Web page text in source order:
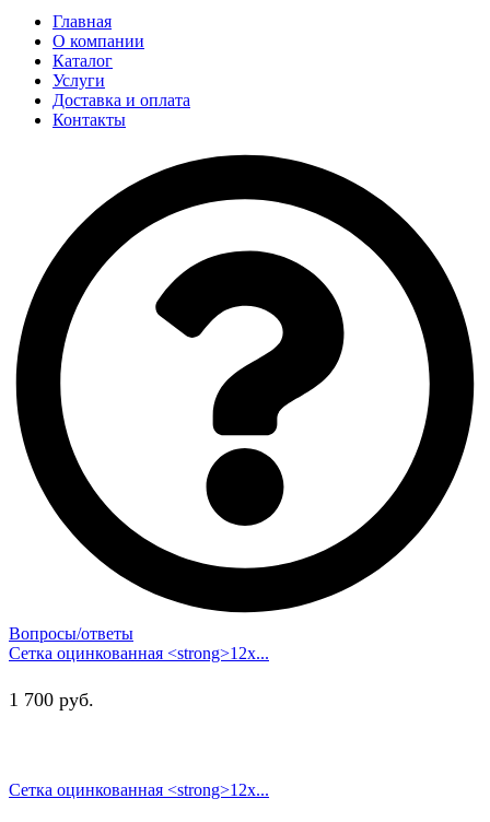
Главная
О компании
Каталог
Услуги
Доставка и оплата
Контакты
Вопросы/ответы
Сетка оцинкованная <strong>12х...
1 700 руб.
Сетка оцинкованная <strong>12х...